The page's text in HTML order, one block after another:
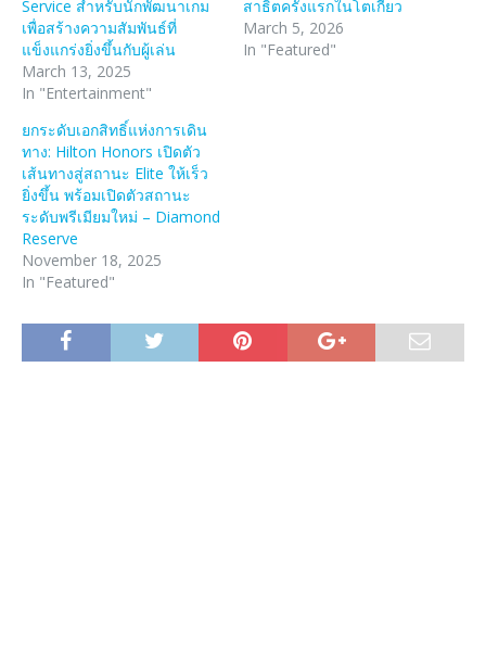
Service สำหรับนักพัฒนาเกม
เพื่อสร้างความสัมพันธ์ที่
แข็งแกร่งยิ่งขึ้นกับผู้เล่น
March 13, 2025
In "Entertainment"
สาธิตครั้งแรกในโตเกียว
March 5, 2026
In "Featured"
ยกระดับเอกสิทธิ์แห่งการเดิน
ทาง: Hilton Honors เปิดตัว
เส้นทางสู่สถานะ Elite ให้เร็ว
ยิ่งขึ้น พร้อมเปิดตัวสถานะ
ระดับพรีเมียมใหม่ – Diamond
Reserve
November 18, 2025
In "Featured"